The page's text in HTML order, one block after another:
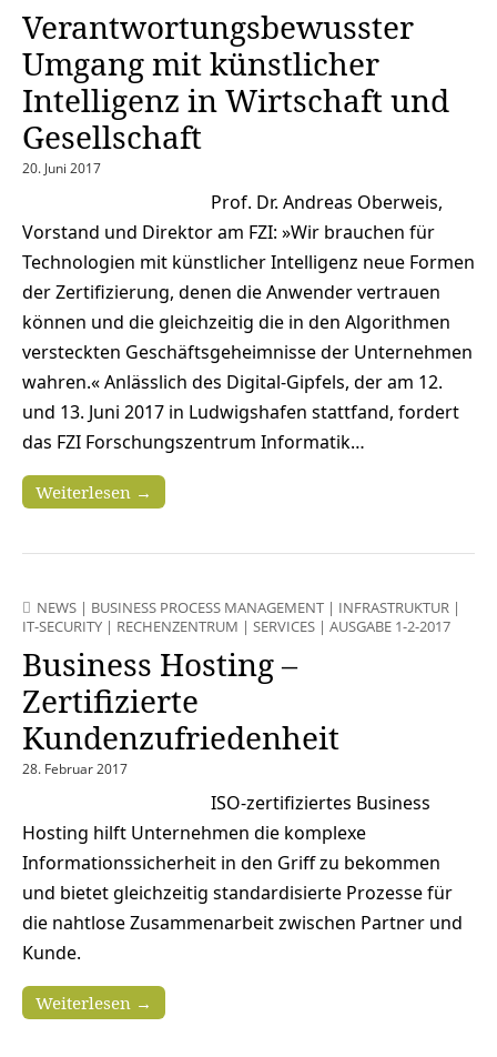
Verantwortungsbewusster
Umgang mit künstlicher
Intelligenz in Wirtschaft und
Gesellschaft
20. Juni 2017
Prof. Dr. Andreas Oberweis,
Vorstand und Direktor am FZI: »Wir brauchen für
Technologien mit künstlicher Intelligenz neue Formen
der Zertifizierung, denen die Anwender vertrauen
können und die gleichzeitig die in den Algorithmen
versteckten Geschäftsgeheimnisse der Unternehmen
wahren.« Anlässlich des Digital-Gipfels, der am 12.
und 13. Juni 2017 in Ludwigshafen stattfand, fordert
das FZI Forschungszentrum Informatik…
Weiterlesen →
NEWS | BUSINESS PROCESS MANAGEMENT | INFRASTRUKTUR |
IT-SECURITY | RECHENZENTRUM | SERVICES | AUSGABE 1-2-2017
Business Hosting –
Zertifizierte
Kundenzufriedenheit
28. Februar 2017
ISO-zertifiziertes Business
Hosting hilft Unternehmen die komplexe
Informationssicherheit in den Griff zu bekommen
und bietet gleichzeitig standardisierte Prozesse für
die nahtlose Zusammenarbeit zwischen Partner und
Kunde.
Weiterlesen →